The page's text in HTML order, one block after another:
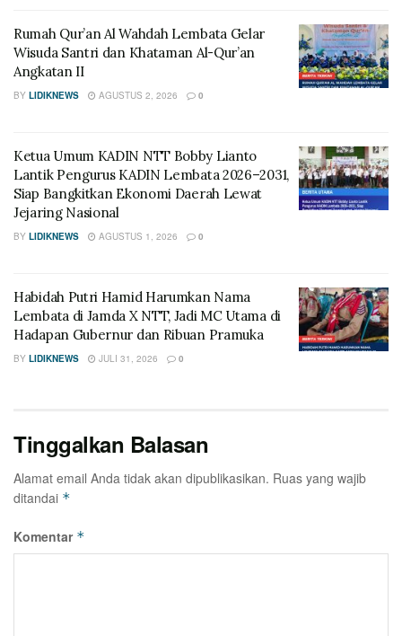
Rumah Qur’an Al Wahdah Lembata Gelar
Wisuda Santri dan Khataman Al-Qur’an
Angkatan II
BY LIDIKNEWS AGUSTUS 2, 2026 0
Ketua Umum KADIN NTT Bobby Lianto
Lantik Pengurus KADIN Lembata 2026–2031,
Siap Bangkitkan Ekonomi Daerah Lewat
Jejaring Nasional
BY LIDIKNEWS AGUSTUS 1, 2026 0
Habidah Putri Hamid Harumkan Nama
Lembata di Jamda X NTT, Jadi MC Utama di
Hadapan Gubernur dan Ribuan Pramuka
BY LIDIKNEWS JULI 31, 2026 0
Tinggalkan Balasan
Alamat email Anda tidak akan dipublikasikan. Ruas yang wajib
ditandai *
Komentar *